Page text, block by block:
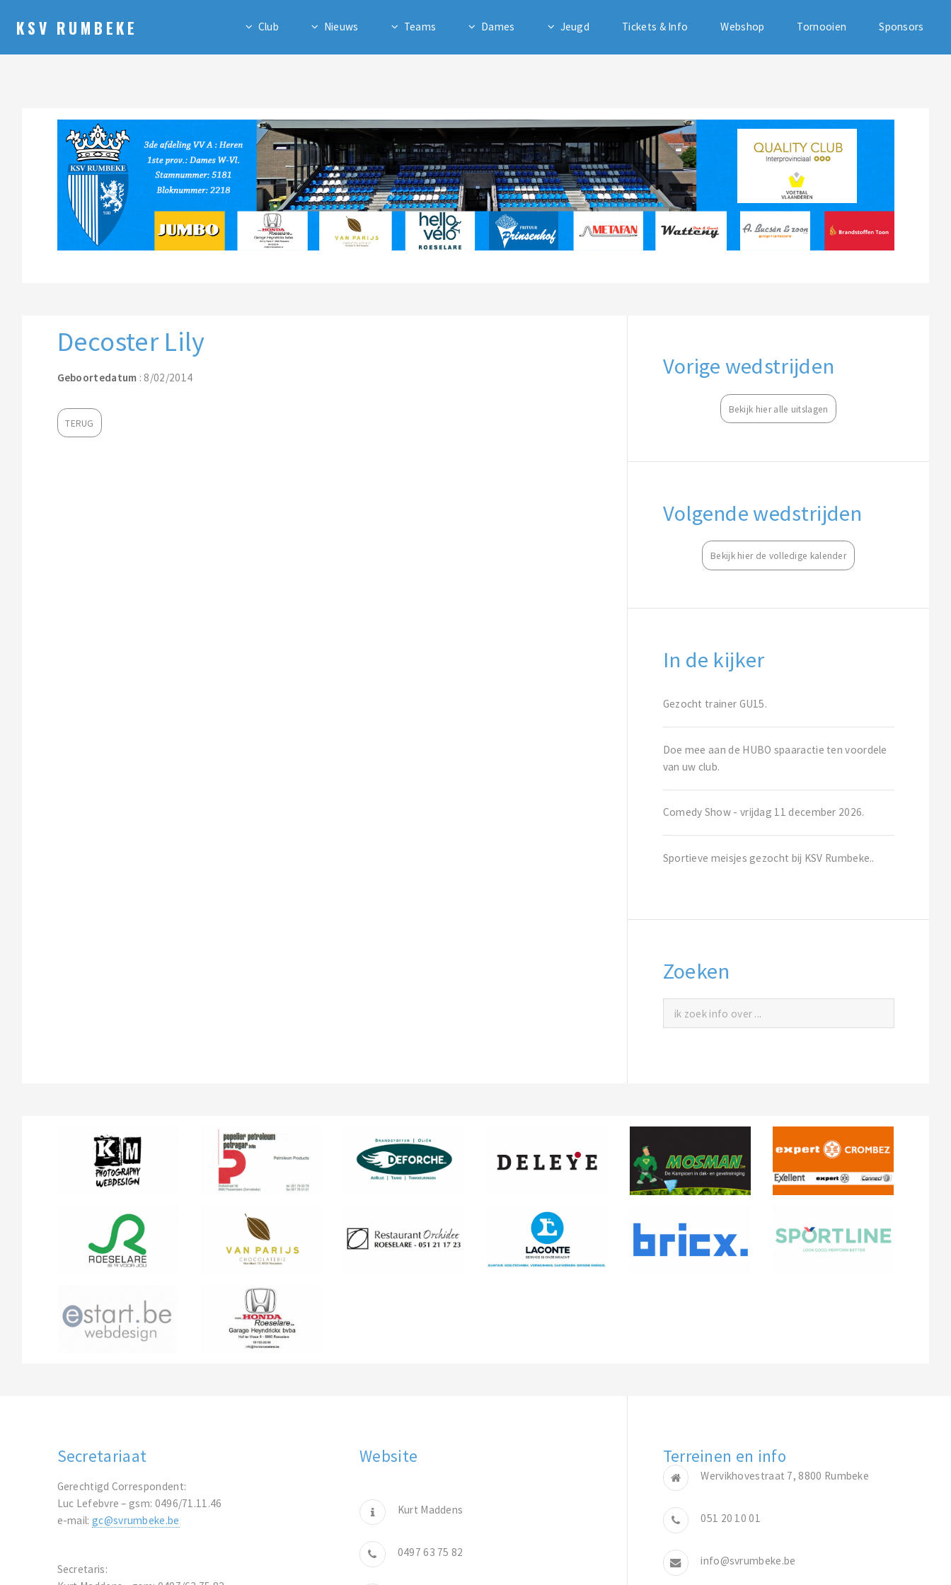
KSV RUMBEKE Club Nieuws Teams Dames Jeugd Tickets & Info Webshop Tornooien Sponsors
Decoster Lily
Geboortedatum : 8/02/2014
TERUG
Vorige wedstrijden
Bekijk hier alle uitslagen
Volgende wedstrijden
Bekijk hier de volledige kalender
In de kijker
Gezocht trainer GU15.
Doe mee aan de HUBO spaaractie ten voordele
van uw club.
Comedy Show - vrijdag 11 december 2026.
Sportieve meisjes gezocht bij KSV Rumbeke..
Zoeken
Secretariaat
Gerechtigd Correspondent:
Luc Lefebvre – gsm: 0496/71.11.46
e-mail: gc@svrumbeke.be
Secretaris:
Website
Kurt Maddens
0497 63 75 82
Terreinen en info
Wervikhovestraat 7, 8800 Rumbeke
051 20 10 01
info@svrumbeke.be